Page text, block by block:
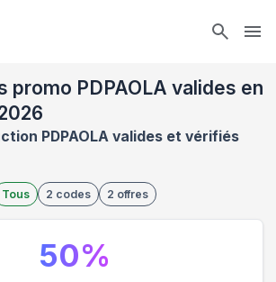
promo PDPAOLA valides en
PDPAOLA valides et vérifiés
Tous 2 codes 2 offres
50%